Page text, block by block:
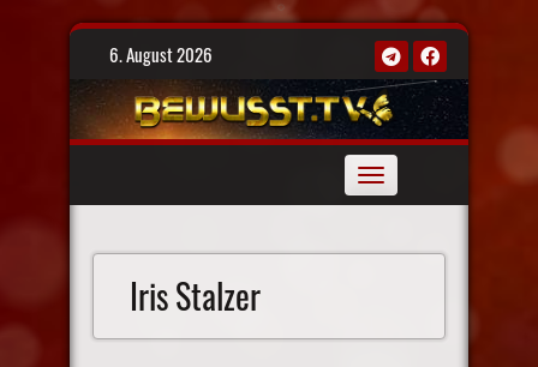
Skip
6. August 2026
Toggle
navigation
Iris Stalzer